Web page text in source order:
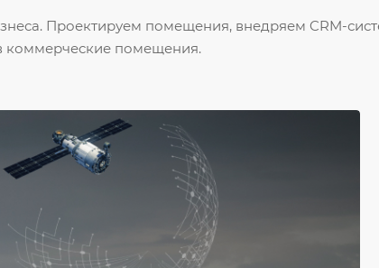
Проектируем помещения, внедряем CRM-
коммерческие помещения.